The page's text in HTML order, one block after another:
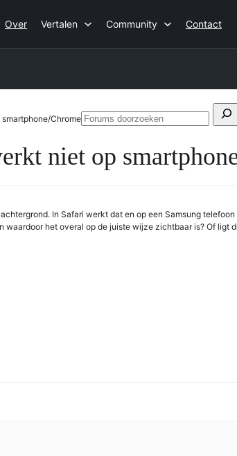
Over Vertalen Community Contact
ChromeZoeken
niet op
In Safari werkt dat en op een Samsung
het overal op de juiste wijze zichtbaar is? Of ligt